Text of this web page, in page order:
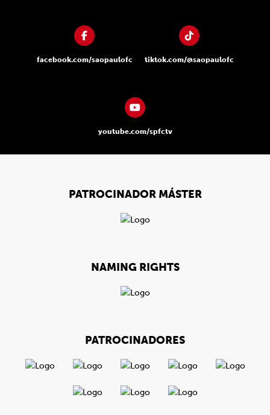
facebook.com/saopaulofc tiktok.com/@saopaulofc
youtube.com/spfctv
PATROCINADOR MÁSTER
NAMING RIGHTS
PATROCINADORES